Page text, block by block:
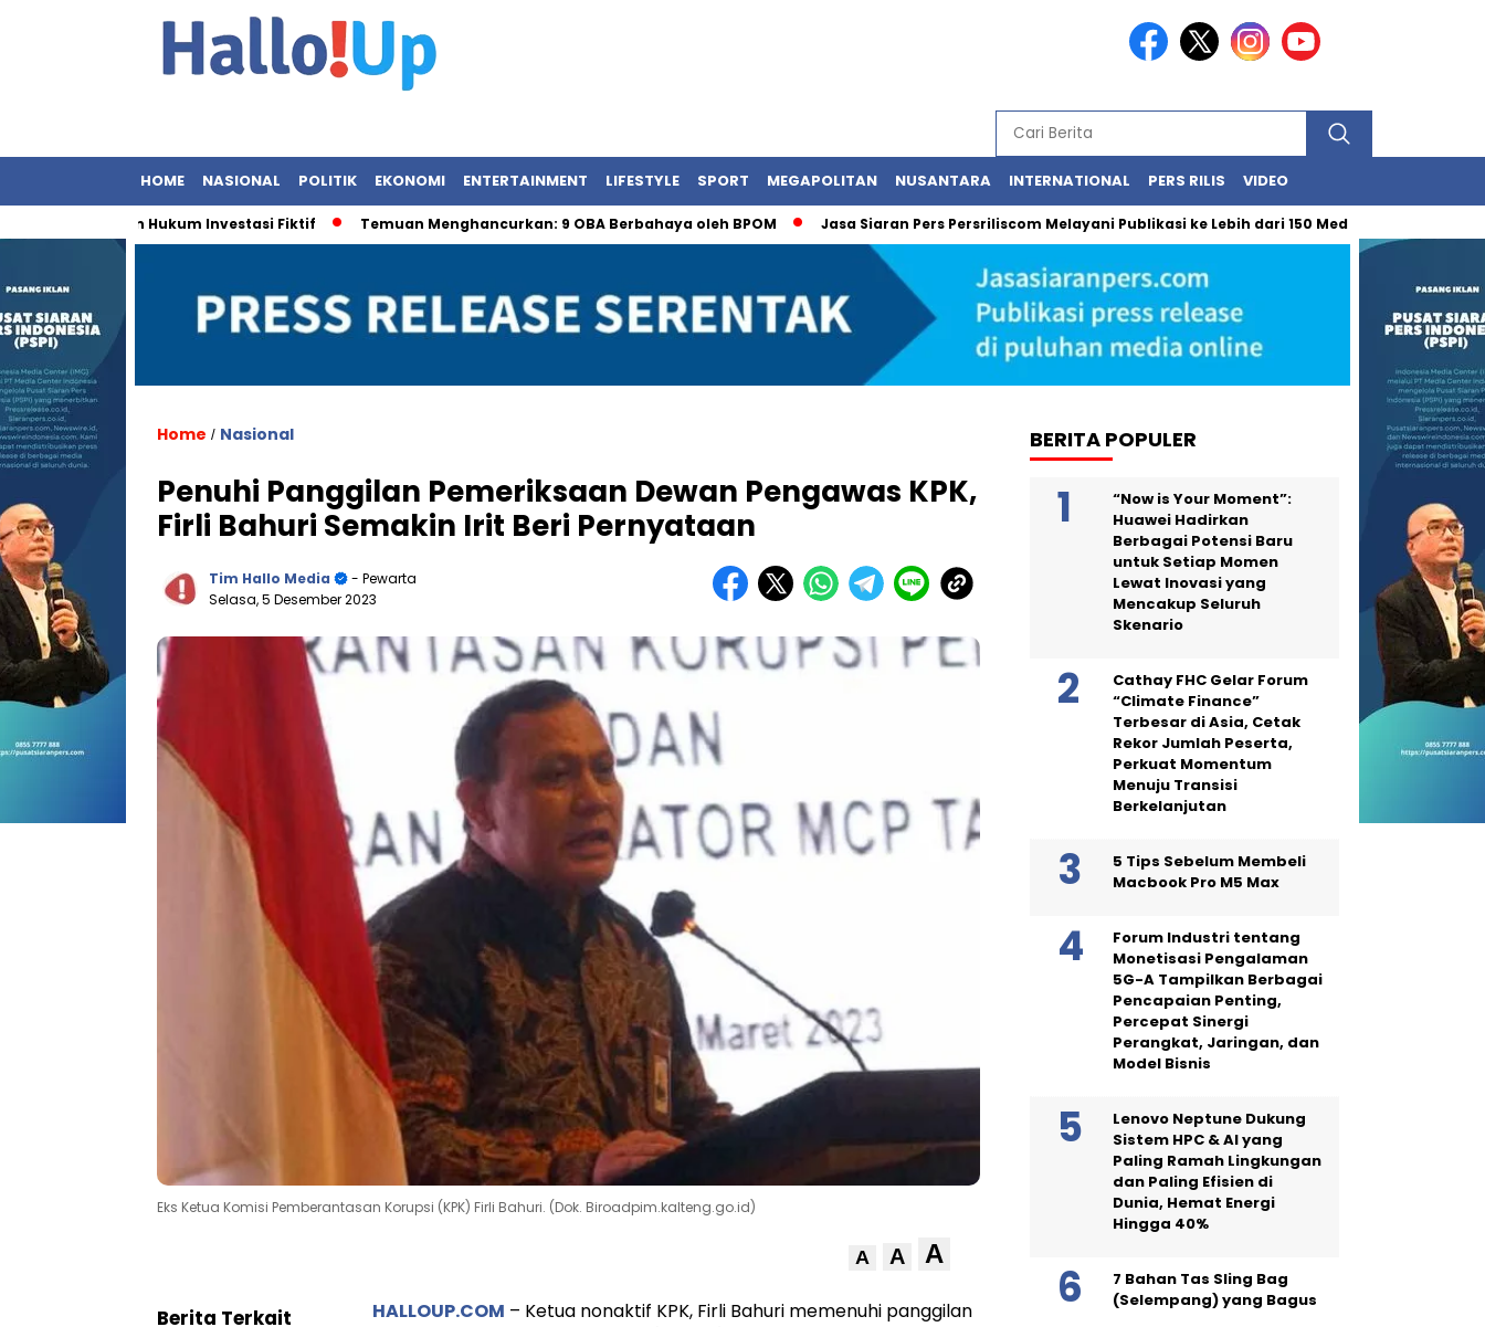
HOME NASIONAL POLITIK EKONOMI ENTERTAINMENT LIFESTYLE SPORT MEGAPOLITAN NUSANTARA INTERNATIONAL PERS RILIS VIDEO
Hukum Investasi Fiktif Temuan Menghancurkan: 9 OBA Berbahaya oleh BPOM Jasa Siaran Pers Persriliscom Melayani Publikasi ke Lebih dari 150 Media Online Berbagai
Home / Nasional
Penuhi Panggilan Pemeriksaan Dewan Pengawas KPK,
Firli Bahuri Semakin Irit Beri Pernyataan
Tim Hallo Media
- Pewarta
Selasa, 5 Desember 2023
Eks Ketua Komisi Pemberantasan Korupsi (KPK) Firli Bahuri. (Dok. Biroadpim.kalteng.go.id)
A A A
HALLOUP.COM – Ketua nonaktif KPK, Firli Bahuri memenuhi panggilan
Berita Terkait
BERITA POPULER
“Now is Your Moment”:
Huawei Hadirkan
Berbagai Potensi Baru
untuk Setiap Momen
Lewat Inovasi yang
Mencakup Seluruh
Skenario
Cathay FHC Gelar Forum
“Climate Finance”
Terbesar di Asia, Cetak
Rekor Jumlah Peserta,
Perkuat Momentum
Menuju Transisi
Berkelanjutan
5 Tips Sebelum Membeli
Macbook Pro M5 Max
Forum Industri tentang
Monetisasi Pengalaman
5G-A Tampilkan Berbagai
Pencapaian Penting,
Percepat Sinergi
Perangkat, Jaringan, dan
Model Bisnis
Lenovo Neptune Dukung
Sistem HPC & AI yang
Paling Ramah Lingkungan
dan Paling Efisien di
Dunia, Hemat Energi
Hingga 40%
7 Bahan Tas Sling Bag
(Selempang) yang Bagus